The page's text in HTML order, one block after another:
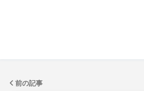
前の記事